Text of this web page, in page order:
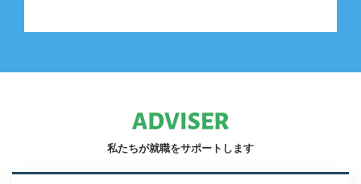
私たちが就職をサポートします